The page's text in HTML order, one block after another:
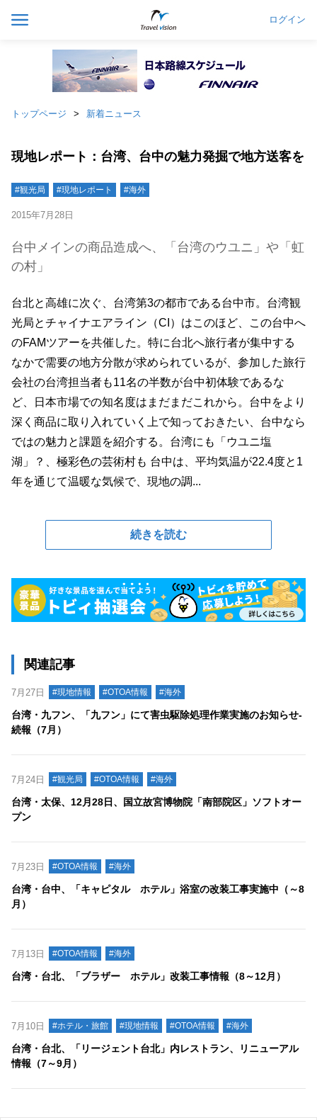
ログイン
トップページ 新着ニュース
現地レポート：台湾、台中の魅力発掘で地方送客を
#観光局 #現地レポート #海外
2015年7月28日
台中メインの商品造成へ、「台湾のウユニ」や「虹
の村」
台北と高雄に次ぐ、台湾第3の都市である台中市。台湾観
光局とチャイナエアライン（CI）はこのほど、この台中へ
のFAMツアーを共催した。特に台北へ旅行者が集中する
なかで需要の地方分散が求められているが、参加した旅行
会社の台湾担当者も11名の半数が台中初体験であるな
ど、日本市場での知名度はまだまだこれから。台中をより
深く商品に取り入れていく上で知っておきたい、台中なら
ではの魅力と課題を紹介する。台湾にも「ウユニ塩
湖」？、極彩色の芸術村も 台中は、平均気温が22.4度と1
年を通じて温暖な気候で、現地の調...
続きを読む
関連記事
7月27日 #現地情報 #OTOA情報 #海外
台湾・九フン、「九フン」にて害虫駆除処理作業実施のお知らせ‐
続報（7月）
7月24日 #観光局 #OTOA情報 #海外
台湾・太保、12月28日、国立故宮博物院「南部院区」ソフトオー
プン
7月23日 #OTOA情報 #海外
台湾・台中、「キャピタル ホテル」浴室の改装工事実施中（～8
月）
7月13日 #OTOA情報 #海外
台湾・台北、「ブラザー ホテル」改装工事情報（8～12月）
7月10日 #ホテル・旅館 #現地情報 #OTOA情報 #海外
台湾・台北、「リージェント台北」内レストラン、リニューアル
情報（7～9月）